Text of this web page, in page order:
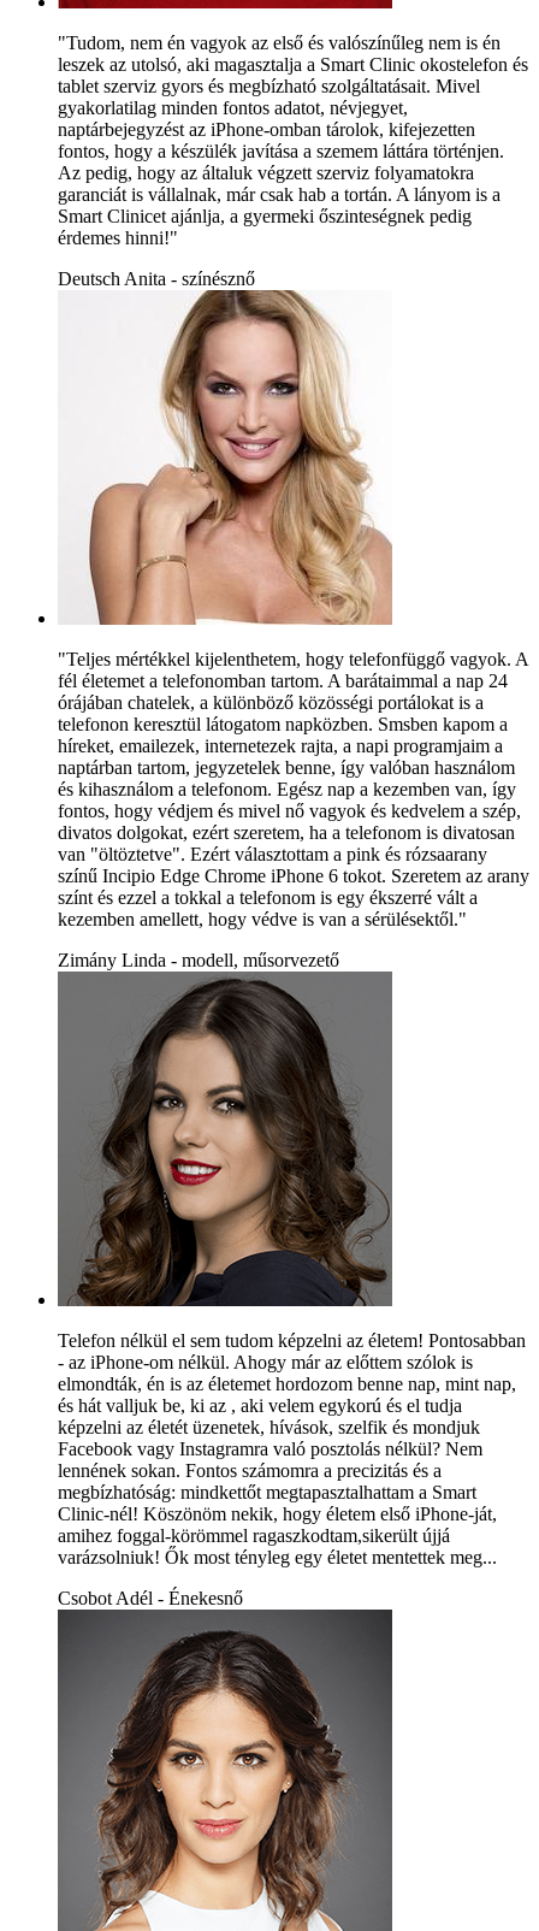
"Tudom, nem én vagyok az első és valószínűleg nem is én
leszek az utolsó, aki magasztalja a Smart Clinic okostelefon és
tablet szerviz gyors és megbízható szolgáltatásait. Mivel
gyakorlatilag minden fontos adatot, névjegyet,
naptárbejegyzést az iPhone-omban tárolok, kifejezetten
fontos, hogy a készülék javítása a szemem láttára történjen.
Az pedig, hogy az általuk végzett szerviz folyamatokra
garanciát is vállalnak, már csak hab a tortán. A lányom is a
Smart Clinicet ajánlja, a gyermeki őszinteségnek pedig
érdemes hinni!"
Deutsch Anita - színésznő
"Teljes mértékkel kijelenthetem, hogy telefonfüggő vagyok. A
fél életemet a telefonomban tartom. A barátaimmal a nap 24
órájában chatelek, a különböző közösségi portálokat is a
telefonon keresztül látogatom napközben. Smsben kapom a
híreket, emailezek, internetezek rajta, a napi programjaim a
naptárban tartom, jegyzetelek benne, így valóban használom
és kihasználom a telefonom. Egész nap a kezemben van, így
fontos, hogy védjem és mivel nő vagyok és kedvelem a szép,
divatos dolgokat, ezért szeretem, ha a telefonom is divatosan
van "öltöztetve". Ezért választottam a pink és rózsaarany
színű Incipio Edge Chrome iPhone 6 tokot. Szeretem az arany
színt és ezzel a tokkal a telefonom is egy ékszerré vált a
kezemben amellett, hogy védve is van a sérülésektől."
Zimány Linda - modell, műsorvezető
Telefon nélkül el sem tudom képzelni az életem! Pontosabban
- az iPhone-om nélkül. Ahogy már az előttem szólok is
elmondták, én is az életemet hordozom benne nap, mint nap,
és hát valljuk be, ki az , aki velem egykorú és el tudja
képzelni az életét üzenetek, hívások, szelfik és mondjuk
Facebook vagy Instagramra való posztolás nélkül? Nem
lennének sokan. Fontos számomra a precizitás és a
megbízhatóság: mindkettőt megtapasztalhattam a Smart
Clinic-nél! Köszönöm nekik, hogy életem első iPhone-ját,
amihez foggal-körömmel ragaszkodtam,sikerült újjá
varázsolniuk! Ők most tényleg egy életet mentettek meg...
Csobot Adél - Énekesnő